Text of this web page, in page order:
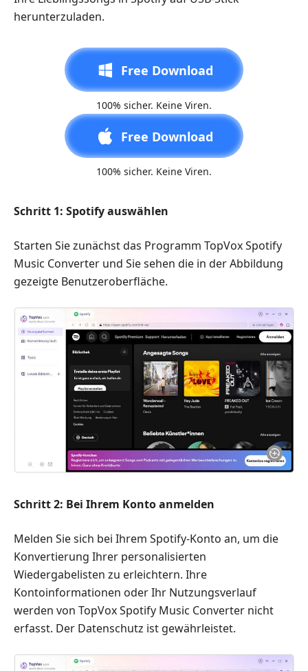
herunterzuladen.
Free Download
100% sicher. Keine Viren.
Free Download
100% sicher. Keine Viren.
Schritt 1: Spotify auswählen
Starten Sie zunächst das Programm TopVox Spotify
Music Converter und Sie sehen die in der Abbildung
gezeigte Benutzeroberfläche.
Schritt 2: Bei Ihrem Konto anmelden
Melden Sie sich bei Ihrem Spotify-Konto an, um die
Konvertierung Ihrer personalisierten
Wiedergabelisten zu erleichtern. Ihre
Kontoinformationen oder Ihr Nutzungsverlauf
werden von TopVox Spotify Music Converter nicht
erfasst. Der Datenschutz ist gewährleistet.